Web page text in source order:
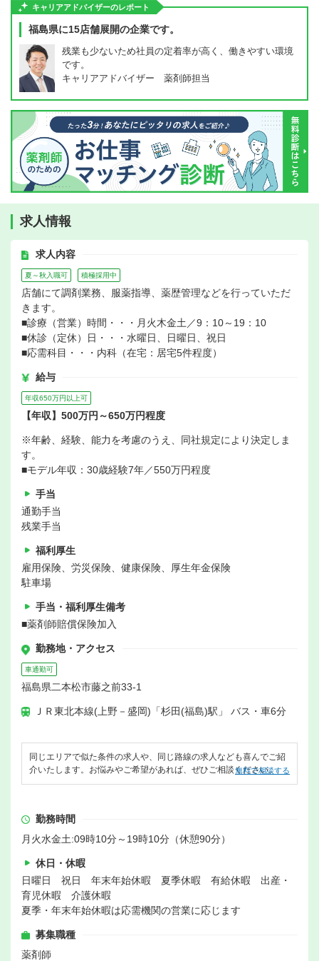
キャリアアドバイザーのレポート
福島県に15店舗展開の企業です。
残業も少ないため社員の定着率が高く、働きやすい環境
です。
キャリアアドバイザー 薬剤師担当
求人情報
求人内容
夏～秋入職可 積極採用中
店舗にて調剤業務、服薬指導、薬歴管理などを行っていただ
きます。
■診療（営業）時間・・・月火木金土／9：10～19：10
■休診（定休）日・・・水曜日、日曜日、祝日
■応需科目・・・内科（在宅：居宅5件程度）
給与
年収650万円以上可
【年収】500万円～650万円程度
※年齢、経験、能力を考慮のうえ、同社規定により決定しま
す。
■モデル年収：30歳経験7年／550万円程度
手当
通勤手当
残業手当
福利厚生
雇用保険、労災保険、健康保険、厚生年金保険
駐車場
手当・福利厚生備考
■薬剤師賠償保険加入
勤務地・アクセス
車通勤可
福島県二本松市藤之前33-1
ＪＲ東北本線(上野－盛岡)「杉田(福島)駅」 バス・車6分
同じエリアで似た条件の求人や、同じ路線の求人なども喜んでご紹
介いたします。お悩みやご希望があれば、ぜひご相談ください。
無料で相談する
勤務時間
月火水金土:09時10分～19時10分（休憩90分）
休日・休暇
日曜日 祝日 年末年始休暇 夏季休暇 有給休暇 出産・
育児休暇 介護休暇
夏季・年末年始休暇は応需機関の営業に応じます
募集職種
薬剤師